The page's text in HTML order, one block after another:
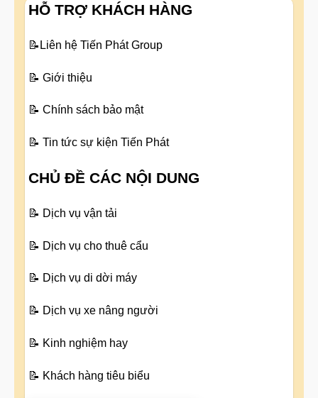
HỖ TRỢ KHÁCH HÀNG
📝 Liên hệ Tiến Phát Group
📝 Giới thiệu
📝 Chính sách bảo mật
📝 Tin tức sự kiện Tiến Phát
CHỦ ĐỀ CÁC NỘI DUNG
📝 Dịch vụ vận tải
📝 Dịch vụ cho thuê cẩu
📝 Dịch vụ di dời máy
📝 Dịch vụ xe nâng người
📝 Kinh nghiệm hay
📝 Khách hàng tiêu biểu